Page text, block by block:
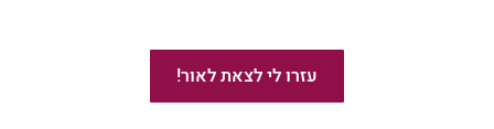
עזרו לי לצאת לאור!